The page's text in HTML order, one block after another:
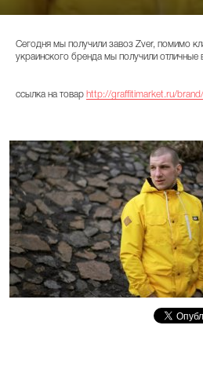
Сегодня мы получили завоз Zver, помимо
украинского бренда мы получили отличные
ссылка на товар http://graffitimarket.ru/